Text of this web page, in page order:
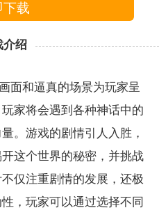
下载
面和逼真的场景为玩家呈
家将会遇到各种神话中的
。游戏的剧情引人入胜，
这个世界的秘密，并挑战
仅注重剧情的发展，还极
，玩家可以通过选择不同